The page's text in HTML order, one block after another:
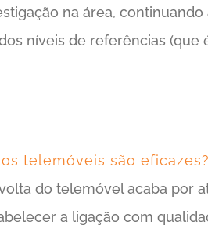
na área,
níveis de referências (que
telemóveis são eficazes?
do telemóvel acaba por
a ligação com